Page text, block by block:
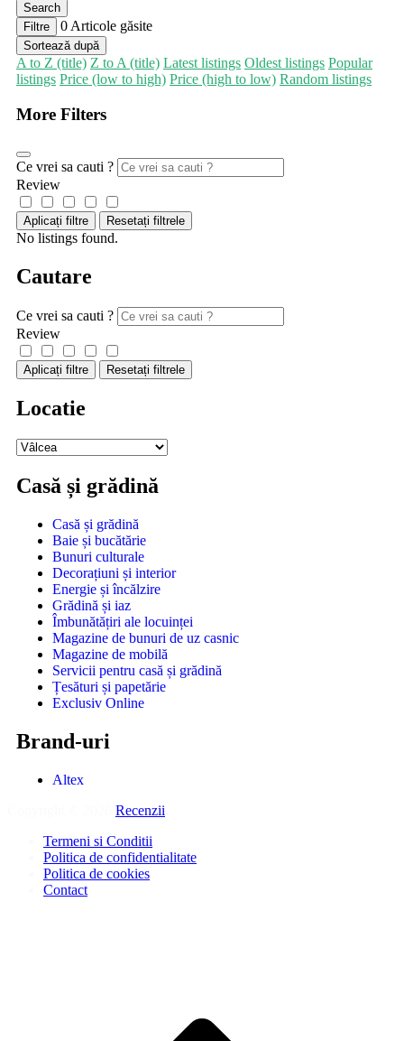
Search
Filtre
0 Articole găsite
Sortează după
A to Z (title) Z to A (title) Latest listings Oldest listings Popular
listings Price (low to high) Price (high to low) Random listings
More Filters
Ce vrei sa cauti ?
Review
Aplicați filtre Resetați filtrele
No listings found.
Cautare
Ce vrei sa cauti ?
Review
Aplicați filtre Resetați filtrele
Locatie
Casă și grădină
Casă și grădină
Baie și bucătărie
Bunuri culturale
Decorațiuni și interior
Energie și încălzire
Grădină și iaz
Îmbunătățiri ale locuinței
Magazine de bunuri de uz casnic
Magazine de mobilă
Servicii pentru casă și grădină
Țesături și papetărie
Exclusiv Online
Brand-uri
Altex
Recenzii
Termeni si Conditii
Politica de confidentialitate
Politica de cookies
Contact